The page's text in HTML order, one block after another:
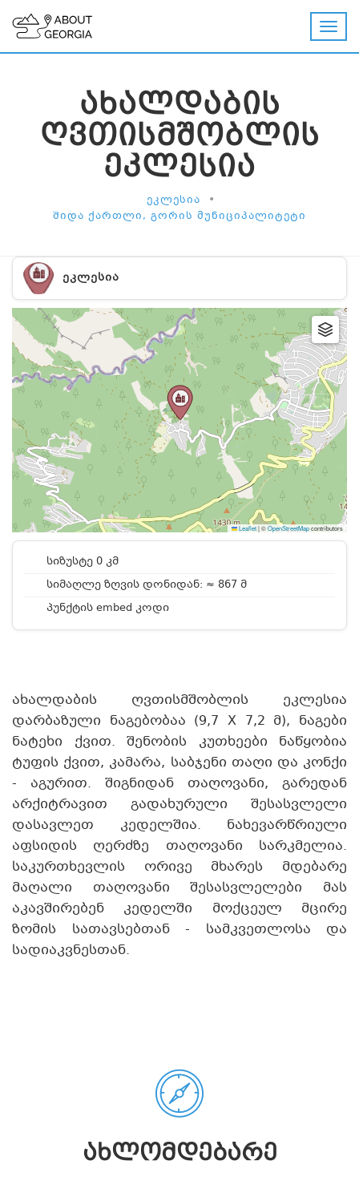
ᲐᲮᲐᲚᲓᲐᲑᲘᲡ
ᲦᲕᲗᲘᲡᲛᲨᲝᲑᲚᲘᲡ
ᲔᲙᲚᲔᲡᲘᲐ
ᲔᲙᲚᲔᲡᲘᲐ •
ᲨᲘᲓᲐ ᲥᲐᲠᲗᲚᲘ, ᲒᲝᲠᲘᲡ ᲛᲣᲜᲘᲪᲘᲞᲐᲚᲘᲢᲔᲢᲘ
ᲔᲙᲚᲔᲡᲘᲐ
Leaflet|©OpenStreetMapcontributors
სიზუსტე 0 კმ
სიმაღლე ზღვის დონიდან: ≈ 867 მ
პუნქტის embed კოდი
ახალდაბის ღვთისმშობლის ეკლესია
დარბაზული ნაგებობაა (9,7 X 7,2 მ), ნაგები
ნატეხი ქვით. შენობის კუთხეები ნაწყობია
ტუფის ქვით, კამარა, საბჯენი თაღი და კონქი
- აგურით. შიგნიდან თაღოვანი, გარედან
არქიტრავით გადახურული შესასვლელი
დასავლეთ კედელშია. ნახევარწრიული
აფსიდის ღერძზე თაღოვანი სარკმელია.
საკურთხევლის ორივე მხარეს მდებარე
მაღალი თაღოვანი შესასვლელები მას
აკავშირებენ კედელში მოქცეულ მცირე
ზომის სათავსებთან - სამკვეთლოსა და
სადიაკვნესთან.
ᲐᲮᲚᲝᲛᲓᲔᲑᲐᲠᲔ